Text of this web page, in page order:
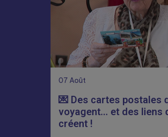
07 Août
💌 Des cartes postales
voyagent… et des liens
créent !